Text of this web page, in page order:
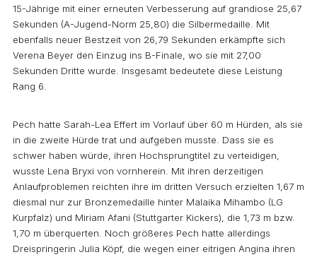
15-Jährige mit einer erneuten Verbesserung auf grandiose 25,67
Sekunden (A-Jugend-Norm 25,80) die Silbermedaille. Mit
ebenfalls neuer Bestzeit von 26,79 Sekunden erkämpfte sich
Verena Beyer den Einzug ins B-Finale, wo sie mit 27,00
Sekunden Dritte wurde. Insgesamt bedeutete diese Leistung
Rang 6.
Pech hatte Sarah-Lea Effert im Vorlauf über 60 m Hürden, als sie
in die zweite Hürde trat und aufgeben musste. Dass sie es
schwer haben würde, ihren Hochsprungtitel zu verteidigen,
wusste Lena Bryxi von vornherein. Mit ihren derzeitigen
Anlaufproblemen reichten ihre im dritten Versuch erzielten 1,67 m
diesmal nur zur Bronzemedaille hinter Malaika Mihambo (LG
Kurpfalz) und Miriam Afani (Stuttgarter Kickers), die 1,73 m bzw.
1,70 m überquerten. Noch größeres Pech hatte allerdings
Dreispringerin Julia Köpf, die wegen einer eitrigen Angina ihren